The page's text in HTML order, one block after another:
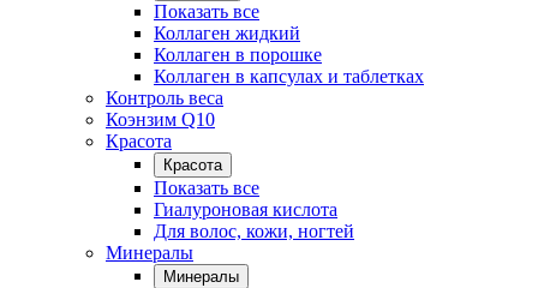
Показать все
Коллаген жидкий
Коллаген в порошке
Коллаген в капсулах и таблетках
Контроль веса
Коэнзим Q10
Красота
Красота
Показать все
Гиалуроновая кислота
Для волос, кожи, ногтей
Минералы
Минералы